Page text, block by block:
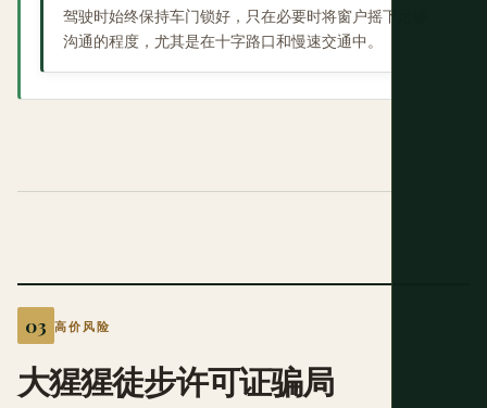
驾驶时始终保持车门锁好，只在必要时将窗户摇下足够
沟通的程度，尤其是在十字路口和慢速交通中。
高价风险
大猩猩徒步许可证骗局